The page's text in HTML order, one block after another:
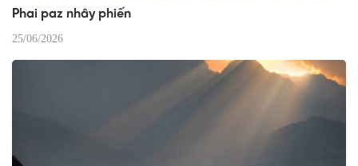
Phai paz nhây phiến
25/06/2026